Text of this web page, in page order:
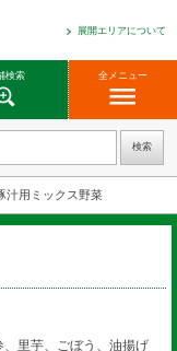
展開エリアについて
検索 全メニュー
汁用ミックス野菜
里芋、ごぼう、油揚げ